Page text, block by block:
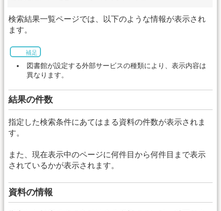
検索結果一覧ページでは、以下のような情報が表示され
ます。
補足
図書館が設定する外部サービスの種類により、表示内容は
異なります。
結果の件数
指定した検索条件にあてはまる資料の件数が表示されま
す。
また、現在表示中のページに何件目から何件目まで表示
されているかが表示されます。
資料の情報